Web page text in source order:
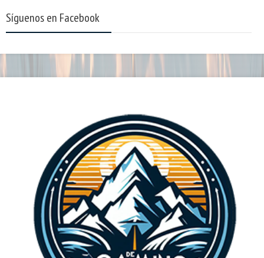
Síguenos en Facebook